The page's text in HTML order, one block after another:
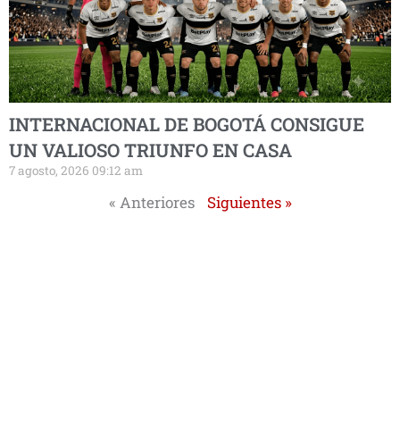
INTERNACIONAL DE BOGOTÁ CONSIGUE
UN VALIOSO TRIUNFO EN CASA
7 agosto, 2026 09:12 am
« Anteriores Siguientes »